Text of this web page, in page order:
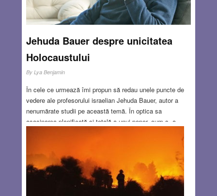
Jehuda Bauer despre unicitatea
Holocaustului
By Lya Benjamin
În cele ce urmează îmi propun să redau unele puncte de
vedere ale profesorului israelian Jehuda Bauer, autor a
nenumărate studii pe această temă. În optica sa
asasinarea planificată şi totală a unui popor, cum s- a
prevăzut pentru cazul evreilor, a fost o catastrofă fără
precedent în istoria omenirii, chiar şi în istoria evreilor. În
aceasta constă prima şi principala caracteristică a
unicităţii Holocaustului.
Read more…
1 COMMENT